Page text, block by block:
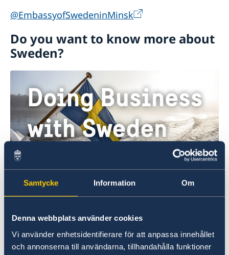
Samtycke Information Om
Denna webbplats använder cookies
Vi använder enhetsidentifierare för att anpassa innehållet
och annonserna till användarna, tillhandahålla funktioner
@EmbassyofSwedeninMinsk
Do you want to know more about
Sweden?
Find comprehensive information on how to do
Doing business with Sweden